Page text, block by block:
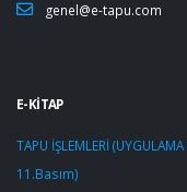
genel@e-tapu.com
E-KİTAP
TAPU İŞLEMLERİ
11.Basım)